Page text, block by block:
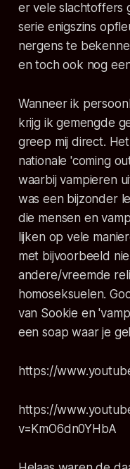
er vele slachtoffers
serie enigszins
nergens te
en toch ook nog
Wanneer ik
krijg ik gemengde
greep mij direct.
nationale 'coming
waarbij vampieren
was een bijzonder
die mensen en
lijken op vele
met bijvoorbeeld
andere/vreemde
homoseksuelen.
van Sookie en
een soap waar je
https://
https://
v=KmO6dn0YHbA